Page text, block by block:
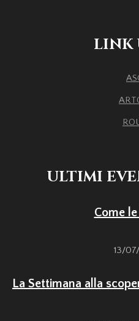
LINK
ULTIMI
Come
13/
La Settimana alla